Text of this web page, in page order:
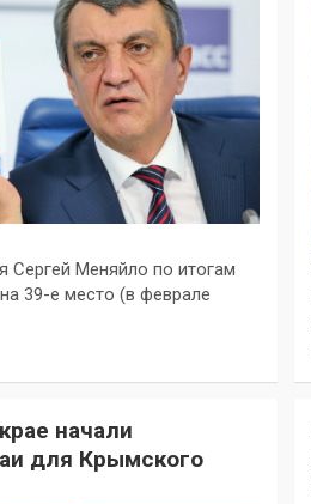
Сергей Меняйло по итогам
39-е место (в феврале
начали
для Крымского